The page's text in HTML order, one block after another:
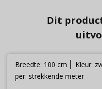
Dit
Breedte: 100 cm Kleur:
per: strekkende meter